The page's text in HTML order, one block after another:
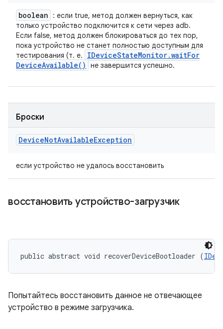
boolean
: если true, метод должен вернуться, как
только устройство подключится к сети через adb.
Если false, метод должен блокироваться до тех пор,
пока устройство не станет полностью доступным для
тестирования (т. е.
IDeviceStateMonitor.waitFor
DeviceAvailable( ) не завершится успешно.
Броски
DeviceNotAvailableException
если устройство не удалось восстановить
восстановить устройство-загрузчик
public abstract void recoverDeviceBootloader (
Попытайтесь восстановить данное не отвечающее
устройство в режиме загрузчика.